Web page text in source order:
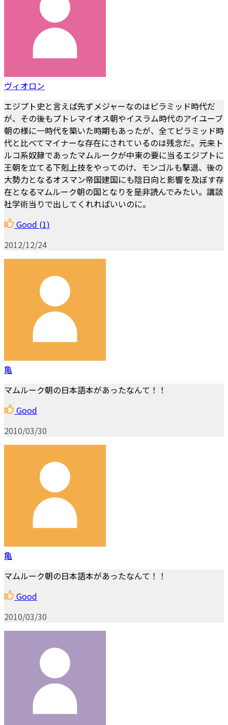
ヴィオロン
エジプト史と言えば先ずメジャーなのはピラミッド時代だ
が、その後もプトレマイオス朝やイスラム時代のアイユーブ
朝の様に一時代を築いた時期もあったが、全てピラミッド時
代と比べてマイナーな存在にされているのは残念だ。元来ト
ルコ系奴隷であったマムルークが中東の要に当るエジプトに
王朝を立てる下剋上技をやってのけ、モンゴルも撃退、後の
大勢力となるオスマン帝国建国にも陰日向と影響を及ぼす存
在となるマムルーク朝の国となりを是非読んでみたい。講談
社学術当りで出してくれればいいのに。
Good (1)
2012/12/24
亀
マムルーク朝の日本語本があったなんて！！
Good
2010/03/30
亀
マムルーク朝の日本語本があったなんて！！
Good
2010/03/30